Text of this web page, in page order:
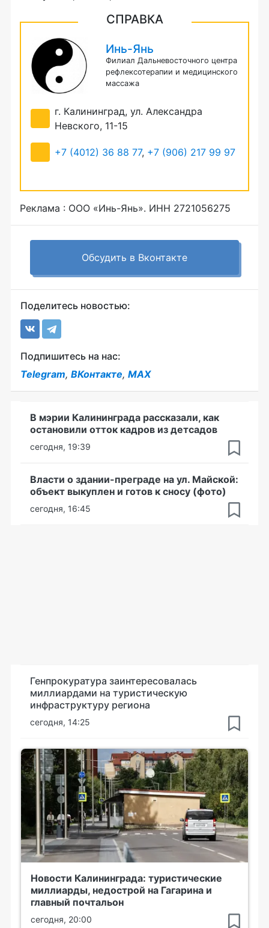
СПРАВКА
Инь-Янь
Филиал Дальневосточного центра
рефлексотерапии и медицинского
массажа
г. Калининград, ул. Александра
Невского, 11-15
+7 (4012) 36 88 77, +7 (906) 217 99 97
Реклама : ООО «Инь-Янь». ИНН 2721056275
Обсудить в Вконтакте
Поделитесь новостью:
Подпишитесь на нас:
Telegram, ВКонтакте, MAX
В мэрии Калининграда рассказали, как
остановили отток кадров из детсадов
сегодня, 19:39
Власти о здании-преграде на ул. Майской:
объект выкуплен и готов к сносу (фото)
сегодня, 16:45
Генпрокуратура заинтересовалась
миллиардами на туристическую
инфраструктуру региона
сегодня, 14:25
Новости Калининграда: туристические
миллиарды, недострой на Гагарина и
главный почтальон
сегодня, 20:00